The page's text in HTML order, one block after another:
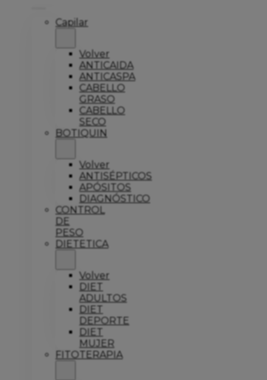
Capilar
Volver
ANTICAIDA
ANTICASPA
CABELLO
GRASO
CABELLO
SECO
BOTIQUIN
Volver
ANTISÉPTICOS
APÓSITOS
DIAGNÓSTICO
CONTROL
DE
PESO
DIETETICA
Volver
DIET
ADULTOS
DIET
DEPORTE
DIET
MUJER
FITOTERAPIA